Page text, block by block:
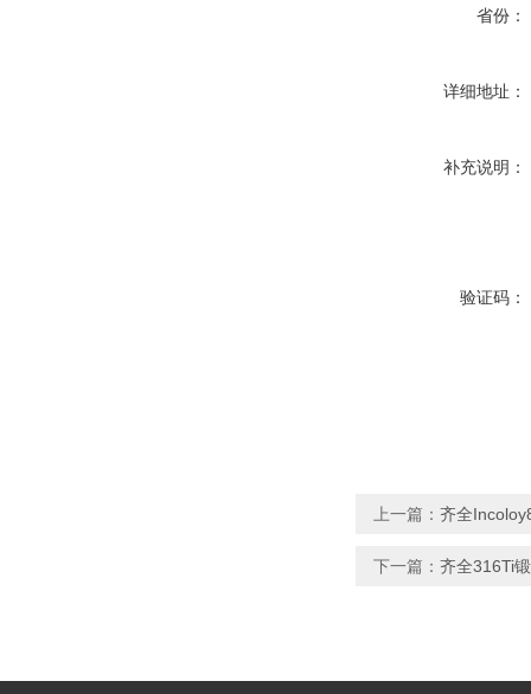
省份：
详细地址：
补充说明：
验证码：
上一篇： 齐全
下一篇： 齐全316Ti